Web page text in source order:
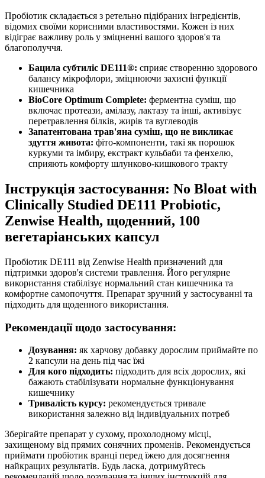
Пробіотик складається з ретельно підібраних інгредієнтів,
відомих своїми корисними властивостями. Кожен із них
відіграє важливу роль у зміцненні вашого здоров'я та
благополуччя.
Бацила субтиліс DE111®: сприяє створенню здорового
балансу мікрофлори, зміцнюючи захисні функції
кишечника
BioCore Optimum Complete: ферментна суміш, що
включає протеази, амілазу, лактазу та інші, активізує
перетравлення білків, жирів та вуглеводів
Запатентована трав'яна суміш, що не викликає
здуття живота: фіто-компоненти, такі як порошок
куркуми та імбиру, екстракт кульбаби та фенхелю,
сприяють комфорту шлунково-кишкового тракту
Інструкція застосування: No Bloat with
Clinically Studied DE111 Probiotic,
Zenwise Health, щоденний, 100
вегетаріанських капсул
Пробіотик DE111 від Zenwise Health призначений для
підтримки здоров'я системи травлення. Його регулярне
використання стабілізує нормальний стан кишечника та
комфортне самопочуття. Препарат зручний у застосуванні та
підходить для щоденного використання.
Рекомендації щодо застосування:
Дозування: як харчову добавку дорослим приймайте по
2 капсули на день під час їжі
Для кого підходить: підходить для всіх дорослих, які
бажають стабілізувати нормальне функціонування
кишечнику
Тривалість курсу: рекомендується тривале
використання залежно від індивідуальних потреб
Зберігайте препарат у сухому, прохолодному місці,
захищеному від прямих сонячних променів. Рекомендується
приймати пробіотик вранці перед їжею для досягнення
найкращих результатів. Будь ласка, дотримуйтесь